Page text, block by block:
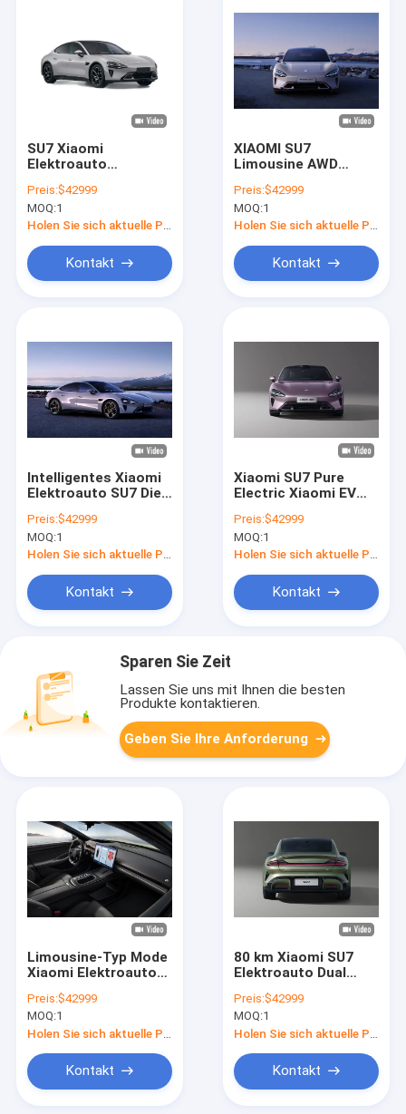
SU7 Xiaomi
Elektroauto
Langstrecken All-
Elektro Limousine
150km/h
Preis:$42999
MOQ:1
Kontakt
XIAOMI SU7
Limousine AWD
SUV 800km 101kWh
PS 495kw/838nm R19
Preis:$42999
MOQ:1
Kontakt
Intelligentes Xiaomi
Elektroauto SU7 Die
Kombination aus Stil
und Technologie
Preis:$42999
MOQ:1
Holen Sie sich aktuelle Preis
Kontakt
Xiaomi SU7 Pure
Electric Xiaomi EV
Hochleistungsfahrzeug
mit ökologischer
Technologie
Preis:$42999
MOQ:1
Holen Sie sich aktuelle Preis
Kontakt
Sparen Sie Zeit
Lassen Sie uns mit Ihnen die besten
Produkte kontaktieren.
Geben Sie Ihre Anforderung
Limousine-Typ Mode
Xiaomi Elektroauto
Bewegungsgefühl
Preis:$42999
MOQ:1
Kontakt
80 km Xiaomi SU7
Elektroauto Dual
Konfigurationen für
bis zu 800 PS
Preis:$42999
MOQ:1
Kontakt